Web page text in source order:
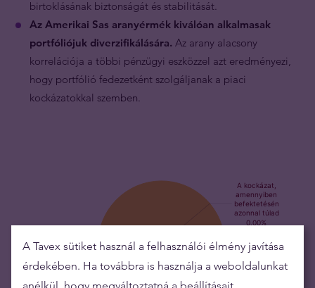
birtoklásának biztonságát és stabilitását.
Az Amerikai Sas aranyérmék kiválóan alkalmasak
portfóliójuk diverzifikálására. Az arany alacsony
korrelációja a többi pénzügyi eszközzel azt eredményezi,
hogy portfólió fedezetként szolgáljanak a piaci
kockázatokkal szemben.
A Tavex sütiket használ a felhasználói élmény javítása
érdekében. Ha továbbra is használja a weboldalunkat